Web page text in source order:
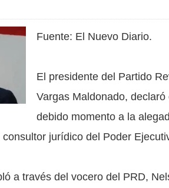
Fuente: El Nuevo Diario.
El presidente del Partido
Vargas Maldonado,
debido momento a la
jurídico del Poder
a través del vocero del PRD,